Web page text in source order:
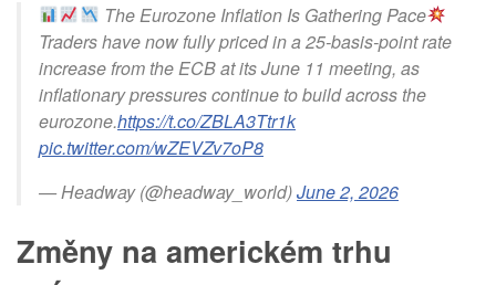
The Eurozone Inflation Is Gathering Pace
Traders have now fully priced in a 25-basis-point rate
increase from the ECB at its June 11 meeting, as
inflationary pressures continue to build across the
eurozone.https://t.co/ZBLA3Ttr1k
pic.twitter.com/wZEVZv7oP8
— Headway (@headway_world)June 2, 2026
Změny na americkém trhu